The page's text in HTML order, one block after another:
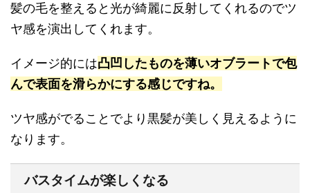
髪の毛を整えると光が綺麗に反射してくれるのでツ
ヤ感を演出してくれます。
イメージ的には凸凹したものを薄いオブラートで包
んで表面を滑らかにする感じですね。
ツヤ感がでることでより黒髪が美しく見えるように
なります。
バスタイムが楽しくなる